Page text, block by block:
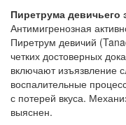
бесплатно, в
Пиретрума девичьего
Антимигренозная
Пиретрум девичий
четких достоверных
включают изъязвление
воспалительные
с по­терей вкуса.
выяснен.